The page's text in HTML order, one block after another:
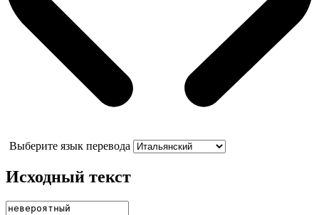
Выберите язык перевода
Исходный текст